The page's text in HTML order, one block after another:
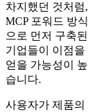
차지했던 것처럼,
MCP 포워드 방식
으로 먼저 구축된
기업들이 이점을
얻을 가능성이 높
습니다.
사용자가 제품의